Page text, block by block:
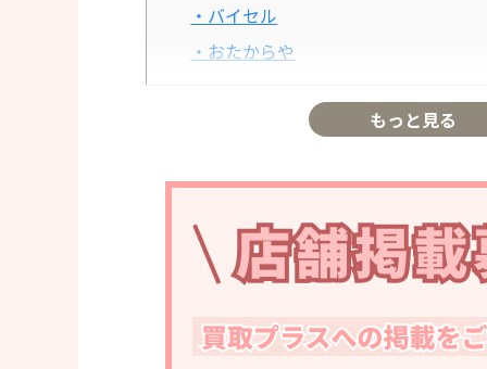
・バイセル
・おたからや
・ブランドリバリュー
・エコリング
・ハッピープライス
毛皮買取で査定額が下がりやすいケース
もっと見る